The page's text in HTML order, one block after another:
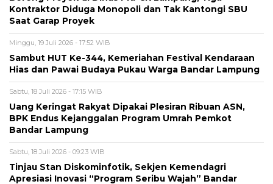
Kontraktor Diduga Monopoli dan Tak Kantongi SBU
Saat Garap Proyek
Minggu, 19 Juli 2026 - 17:52 WIB
Sambut HUT Ke-344, Kemeriahan Festival Kendaraan
Hias dan Pawai Budaya Pukau Warga Bandar Lampung
Sabtu, 18 Juli 2026 - 17:15 WIB
Uang Keringat Rakyat Dipakai Plesiran Ribuan ASN,
BPK Endus Kejanggalan Program Umrah Pemkot
Bandar Lampung
Sabtu, 18 Juli 2026 - 09:23 WIB
Tinjau Stan Diskominfotik, Sekjen Kemendagri
Apresiasi Inovasi “Program Seribu Wajah” Bandar